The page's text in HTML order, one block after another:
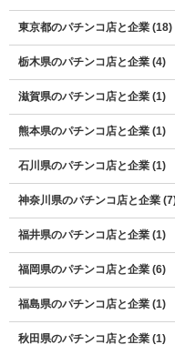
東京都のパチンコ店と企業 (18)
栃木県のパチンコ店と企業 (4)
滋賀県のパチンコ店と企業 (1)
熊本県のパチンコ店と企業 (1)
石川県のパチンコ店と企業 (1)
神奈川県のパチンコ店と企業
福井県のパチンコ店と企業 (1)
福岡県のパチンコ店と企業 (6)
福島県のパチンコ店と企業 (1)
秋田県のパチンコ店と企業 (1)